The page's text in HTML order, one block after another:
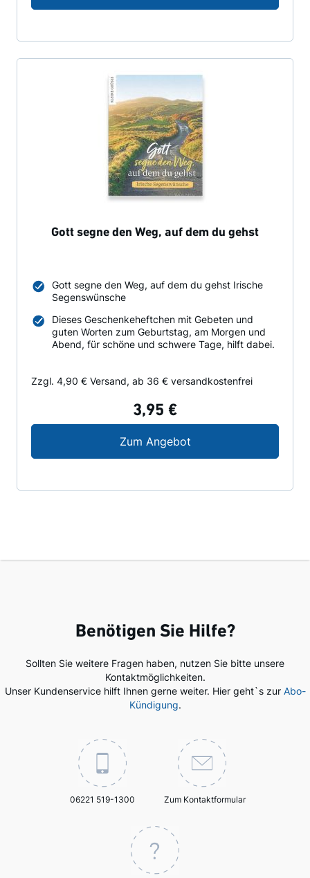
Gott segne den Weg, auf dem du gehst
Gott segne den Weg, auf dem du gehst Irische
Segenswünsche
Dieses Geschenkeheftchen mit Gebeten und
guten Worten zum Geburtstag, am Morgen und
Abend, für schöne und schwere Tage, hilft dabei.
Zzgl. 4,90 € Versand, ab 36 € versandkostenfrei
3,95 €
Zum AngebotGott segne den Weg,
Benötigen Sie Hilfe?
Sollten Sie weitere Fragen haben, nutzen Sie bitte unsere
Kontaktmöglichkeiten.
Unser Kundenservice hilft Ihnen gerne weiter. Hier geht`s zur Abo-
Kündigung.
06221 519-1300 Zum Kontaktformular